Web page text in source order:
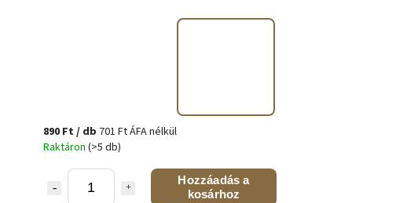
890 Ft/ db 701 Ft ÁFA nélkül
Raktáron (>5 db)
Hozzáadás a
kosárhoz